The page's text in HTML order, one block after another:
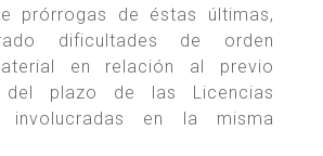
prórrogas de éstas últimas,
dificultades de orden
en relación al previo
del plazo de las Licencias
involucradas en la misma